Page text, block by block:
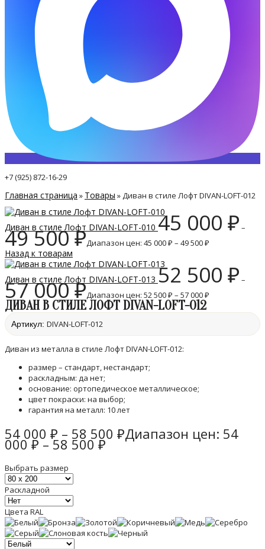
+7 (925) 872-16-29
Главная страница » Товары »Диван в стиле Лофт DIVAN-LOFT-012
Диван в стиле Лофт DIVAN-LOFT-010 45 000 ₽ –
49 500₽Диапазон цен: 45 000 ₽ – 49 500 ₽
Назад к товарам
Диван в стиле Лофт DIVAN-LOFT-013 52 500 ₽ –
57 000₽Диапазон цен: 52 500 ₽ – 57 000 ₽
ДИВАН В СТИЛЕ ЛОФТ DIVAN-LOFT-012
Артикул: DIVAN-LOFT-012
Диван из металла в стиле Лофт DIVAN-LOFT-012:
размер – стандарт, нестандарт;
раскладным: да нет;
основание: ортопедическое металлическое;
цвет покраски: на выбор;
гарантия на металл: 10 лет
54 000 ₽ – 58 500 ₽Диапазон цен: 54
000 ₽ – 58 500 ₽
Выбрать размер
Раскладной
Цвета RAL